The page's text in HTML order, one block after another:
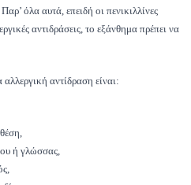
όλα αυτά, επειδή οι πενικιλλίνες
αντιδράσεις, το εξάνθημα πρέπει να
αντίδραση είναι:
ή γλώσσας,